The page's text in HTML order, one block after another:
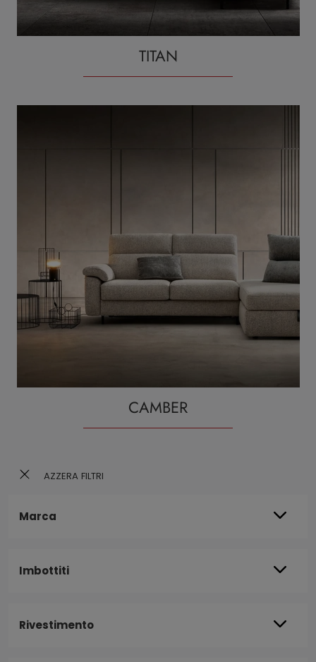
AZZERA FILTRI
Marca
Imbottiti
Rivestimento
TITAN
CAMBER